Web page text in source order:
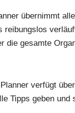
übernimmt
reibungslos
die gesamte
verfügt
Tipps geben